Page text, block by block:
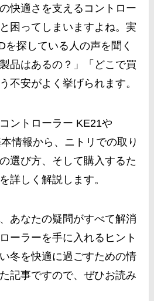
快適さを支えるコントロー
困ってしまいますよね。実
を探している人の声を聞く
品はあるの？」「どこで買
不安がよく挙げられます。
ントローラー KE21や
情報から、ニトリでの取り
選び方、そして購入するた
詳しく解説します。
あなたの疑問がすべて解消
ーラーを手に入れるヒント
冬を快適に過ごすための情
記事ですので、ぜひお読み